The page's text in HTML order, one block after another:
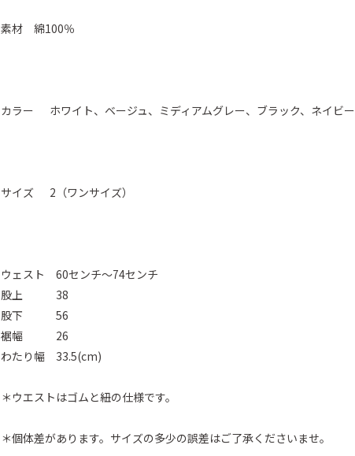
素材 綿100％
カラー ホワイト、ベージュ、ミディアムグレー、ブラック、ネイビー
サイズ 2（ワンサイズ）
ウェスト 60センチ～74センチ
股上 38
股下 56
裾幅 26
わたり幅 33.5(cm)
＊ウエストはゴムと紐の仕様です。
＊個体差があります。サイズの多少の誤差はご了承くださいませ。